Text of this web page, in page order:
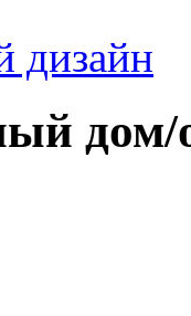
дизайн
дом/